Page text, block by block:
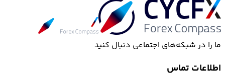
ما را در شبکه‌های اجتماعی دنبال کنید
اطلاعات تماس